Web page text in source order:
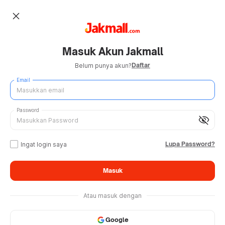
close
Masuk Akun Jakmall
Belum punya akun?Daftar
Email
visibility_off
Password
Ingat login saya Lupa Password?
Masuk
Atau masuk dengan
Google